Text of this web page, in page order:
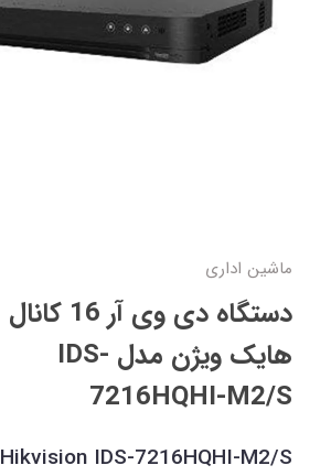
ماشین اداری
دستگاه دی وی آر 16 کانال
هایک ویژن مدل IDS-
7216HQHI-M2/S
Hikvision IDS-7216HQHI-M2/S